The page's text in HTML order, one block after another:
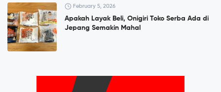
February 5, 2026
Apakah Layak Beli, Onigiri Toko Serba Ada di
Jepang Semakin Mahal